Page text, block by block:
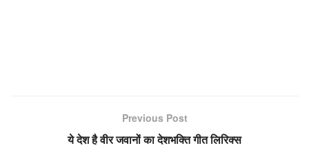
Previous Post
ये देश है वीर जवानों का देशभक्ति गीत लिरिक्स